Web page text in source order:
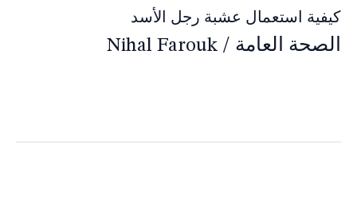
كيفية استعمال عشبة رجل الأسد
الصحة العامة /
Nihal Farouk